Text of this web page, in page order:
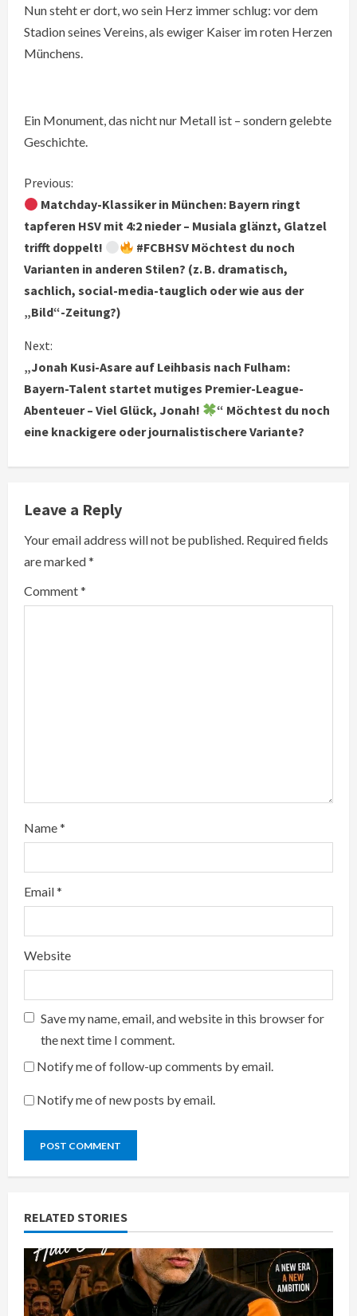
Nun steht er dort, wo sein Herz immer schlug: vor dem
Stadion seines Vereins, als ewiger Kaiser im roten Herzen
Münchens.
Ein Monument, das nicht nur Metall ist – sondern gelebte
Geschichte.
C
o
n
t
i
n
u
e
a
d
i
Previous:
Matchday-Klassiker in München: Bayern ringt
tapferen HSV mit 4:2 nieder – Musiala glänzt, Glatzel
trifft doppelt!
#FCBHSV Möchtest du noch
Varianten in anderen Stilen? (z. B. dramatisch,
sachlich, social-media-tauglich oder wie aus der
„Bild“-Zeitung?)
Next:
„Jonah Kusi-Asare auf Leihbasis nach Fulham:
Bayern-Talent startet mutiges Premier-League-
Abenteuer – Viel Glück, Jonah!
“ Möchtest du noch
eine knackigere oder journalistischere Variante?
Leave a Reply
Your email address will not be published. Required fields
are marked*
Comment*
Name*
Email*
Website
Save my name, email, and website in this browser for
the next time I comment.
Notify me of follow-up comments by email.
Notify me of new posts by email.
RELATED STORIES